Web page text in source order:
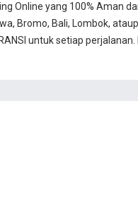
Online yang 100% Aman
Bromo, Bali, Lombok,
untuk setiap